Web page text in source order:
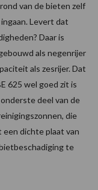
van de bieten zelf
ingaan. Levert dat
Daar is
als negenrijer
als zesrijer. Dat
625 wel goed zit is
deel van de
die
dichte plaat van
te